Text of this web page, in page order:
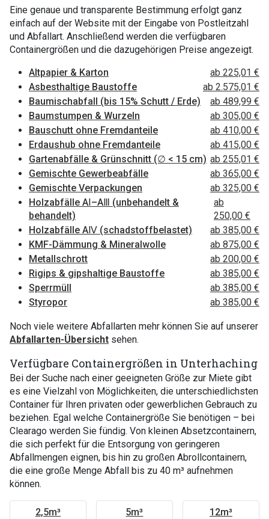
Eine genaue und transparente Bestimmung erfolgt ganz
einfach auf der Website mit der Eingabe von Postleitzahl
und Abfallart. Anschließend werden die verfügbaren
Containergrößen und die dazugehörigen Preise angezeigt.
Altpapier & Karton
ab 225,01 €
Asbesthaltige Baustoffe
ab 2.575,01 €
Baumischabfall (bis 15% Schutt / Erde)
ab 489,99 €
Baumstumpen & Wurzeln
ab 305,00 €
Bauschutt ohne Fremdanteile
ab 410,00 €
Erdaushub ohne Fremdanteile
ab 415,00 €
Gartenabfälle & Grünschnitt (∅ < 15 cm) ab 255,01 €
Gemischte Gewerbeabfälle
ab 365,00 €
Gemischte Verpackungen
ab 325,00 €
Holzabfälle AⅠ–AⅢ (unbehandelt &
behandelt)
ab
250,00 €
Holzabfälle AⅣ (schadstoffbelastet)
ab 385,00 €
KMF-Dämmung & Mineralwolle
ab 875,00 €
Metallschrott
ab 200,00 €
Rigips & gipshaltige Baustoffe
ab 385,00 €
Sperrmüll
ab 385,00 €
Styropor
ab 385,00 €
Noch viele weitere Abfallarten mehr können Sie auf unserer
Abfallarten-Übersicht sehen.
Verfügbare Containergrößen in Unterhaching
Bei der Suche nach einer geeigneten Größe zur Miete gibt
es eine Vielzahl von Möglichkeiten, die unterschiedlichsten
Container für Ihren privaten oder gewerblichen Gebrauch zu
beziehen. Egal welche Containergröße Sie benötigen – bei
Clearago werden Sie fündig. Von kleinen Absetzcontainern,
die sich perfekt für die Entsorgung von geringeren
Abfallmengen eignen, bis hin zu großen Abrollcontainern,
die eine große Menge Abfall bis zu 40 m³ aufnehmen
können.
2,5m³ 5m³ 12m³